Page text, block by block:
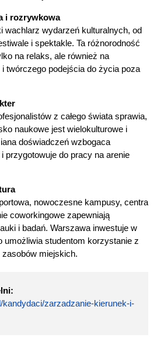
i rozrywkowa
wachlarz wydarzeń kulturalnych, od
i spektakle. Ta różnorodność
na relaks, ale również na
twórczego podejścia do życia poza
z całego świata sprawia,
naukowe jest wielokulturowe i
doświadczeń wzbogaca
przygotowuje do pracy na arenie
nowoczesne kampusy, centra
coworkingowe zapewniają
i badań. Warszawa inwestuje w
umożliwia studentom korzystanie z
miejskich.
kandydaci/zarzadzanie-kierunek-i-